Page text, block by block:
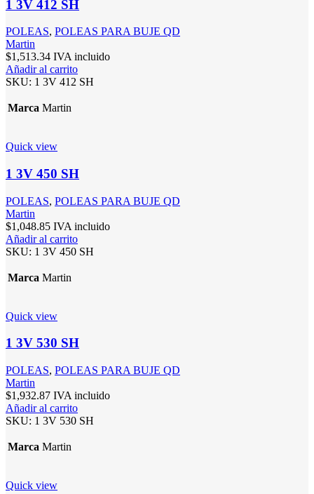
1 3V 412 SH
POLEAS, POLEAS PARA BUJE QD
Martin
$1,513.34 IVA incluido
Añadir al carrito
SKU: 1 3V 412 SH
Marca Martin
Quick view
1 3V 450 SH
POLEAS, POLEAS PARA BUJE QD
Martin
$1,048.85 IVA incluido
Añadir al carrito
SKU: 1 3V 450 SH
Marca Martin
Quick view
1 3V 530 SH
POLEAS, POLEAS PARA BUJE QD
Martin
$1,932.87 IVA incluido
Añadir al carrito
SKU: 1 3V 530 SH
Marca Martin
Quick view